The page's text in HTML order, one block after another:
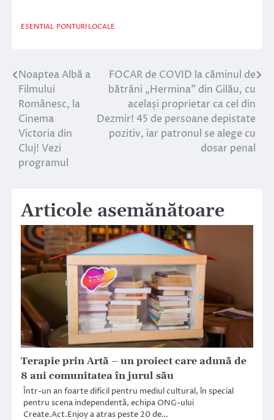
ESENTIAL PONTURI LOCALE
Navigare
în
articole
Noaptea Albă a
Filmului
Românesc, la
Cinema
Victoria din
Cluj! Vezi
programul
FOCAR de COVID la căminul de
bătrâni „Hermina” din Gilău, cu
același proprietar ca cel din
Dezmir! 45 de persoane depistate
pozitiv, iar patronul se alege cu
dosar penal
Articole asemănătoare
Terapie prin Artă – un proiect care adună de
8 ani comunitatea în jurul său
Într-un an foarte dificil pentru mediul cultural, în special
pentru scena independentă, echipa ONG-ului
Create.Act.Enjoy a atras peste 20 de…